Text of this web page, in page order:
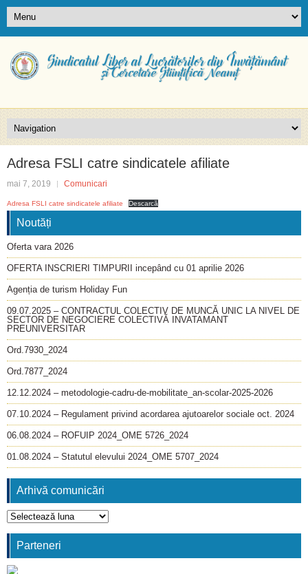
Adresa FSLI catre sindicatele afiliate
mai 7, 2019 Comunicari
Adresa FSLI catre sindicatele afiliate Descarcă
Noutăți
Oferta vara 2026
OFERTA INSCRIERI TIMPURII incepând cu 01 aprilie 2026
Agenția de turism Holiday Fun
09.07.2025 – CONTRACTUL COLECTIV DE MUNCĂ UNIC LA NIVEL DE
SECTOR DE NEGOCIERE COLECTIVĂ INVATAMANT
PREUNIVERSITAR
Ord.7930_2024
Ord.7877_2024
12.12.2024 – metodologie-cadru-de-mobilitate_an-scolar-2025-2026
07.10.2024 – Regulament privind acordarea ajutoarelor sociale oct. 2024
06.08.2024 – ROFUIP 2024_OME 5726_2024
01.08.2024 – Statutul elevului 2024_OME 5707_2024
Arhivă comunicări
Arhivă
comunicări
Parteneri